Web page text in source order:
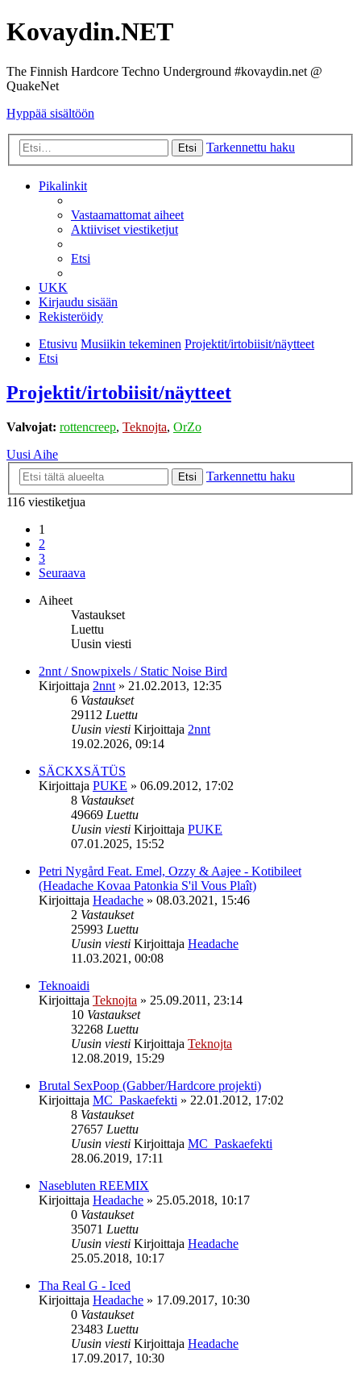
Kovaydin.NET
The Finnish Hardcore Techno Underground #kovaydin.net @
QuakeNet
Hyppää sisältöön
Etsi Tarkennettu haku
Pikalinkit
Vastaamattomat aiheet
Aktiiviset viestiketjut
Etsi
UKK
Kirjaudu sisään
Rekisteröidy
Etusivu Musiikin tekeminen Projektit/irtobiisit/näytteet
Etsi
Projektit/irtobiisit/näytteet
Valvojat: rottencreep, Teknojta, OrZo
Uusi Aihe
Etsi
Tarkennettu haku
116 viestiketjua
1
2
3
Seuraava
Aiheet
Vastaukset
Luettu
Uusin viesti
2nnt / Snowpixels / Static Noise Bird
Kirjoittaja 2nnt » 21.02.2013, 12:35
6 Vastaukset
29112 Luettu
Uusin viesti Kirjoittaja 2nnt
19.02.2026, 09:14
SÄCKXSÄTÜS
Kirjoittaja PUKE » 06.09.2012, 17:02
8 Vastaukset
49669 Luettu
Uusin viesti Kirjoittaja PUKE
07.01.2025, 15:52
Petri Nygård Feat. Emel, Ozzy & Aajee - Kotibileet
(Headache Kovaa Patonkia S'il Vous Plaît)
Kirjoittaja Headache » 08.03.2021, 15:46
2 Vastaukset
25993 Luettu
Uusin viesti Kirjoittaja Headache
11.03.2021, 00:08
Teknoaidi
Kirjoittaja Teknojta » 25.09.2011, 23:14
10 Vastaukset
32268 Luettu
Uusin viesti Kirjoittaja Teknojta
12.08.2019, 15:29
Brutal SexPoop (Gabber/Hardcore projekti)
Kirjoittaja MC_Paskaefekti » 22.01.2012, 17:02
8 Vastaukset
27657 Luettu
Uusin viesti Kirjoittaja MC_Paskaefekti
28.06.2019, 17:11
Nasebluten REEMIX
Kirjoittaja Headache » 25.05.2018, 10:17
0 Vastaukset
35071 Luettu
Uusin viesti Kirjoittaja Headache
25.05.2018, 10:17
Tha Real G - Iced
Kirjoittaja Headache » 17.09.2017, 10:30
0 Vastaukset
23483 Luettu
Uusin viesti Kirjoittaja Headache
17.09.2017, 10:30